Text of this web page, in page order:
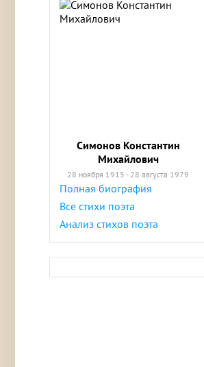
Симонов Константин
Михайлович
28 ноября 1915 - 28 августа 1979
Полная биография
Все стихи поэта
Анализ стихов поэта